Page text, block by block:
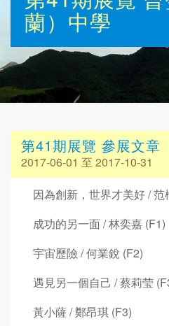
蘭）中學
第41期展覽 參展文章
2017-06-01 至 2017-10-31
因為創新，世界才美好 / 范
成功的另一面 / 林奕嘉 (F1)
宇宙歷險 / 何業銳 (F2)
遇見另一個自己 / 蔡莉莹
黃小薩 / 鄭昂琪 (F3)